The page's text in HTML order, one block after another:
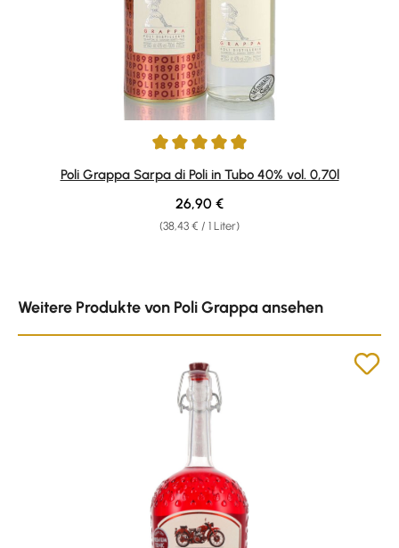
Durchschnittliche Bewertung von 4.9 von 5 Sternen
Poli Grappa Sarpa di Poli in Tubo 40% vol. 0,70l
(38,43 € / 1 Liter)
Regulärer Preis:
26,90 €
Weitere Produkte von Poli Grappa ansehen